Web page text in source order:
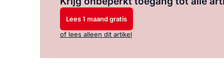
Lees 1 maand gratis
of lees alleen dit artikel